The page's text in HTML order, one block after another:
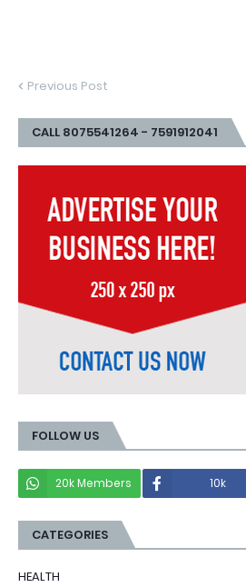
Previous Post
CALL 8075541264 - 7591912041
FOLLOW US
20k Members 10k
CATEGORIES
HEALTH